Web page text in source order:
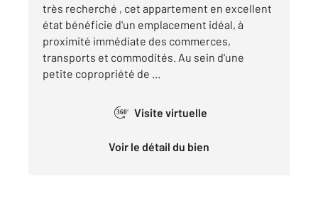
très recherché , cet appartement en excellent
état bénéficie d'un emplacement idéal, à
proximité immédiate des commerces,
transports et commodités. Au sein d'une
petite copropriété de ...
360° Visite virtuelle
Voir le détail du bien